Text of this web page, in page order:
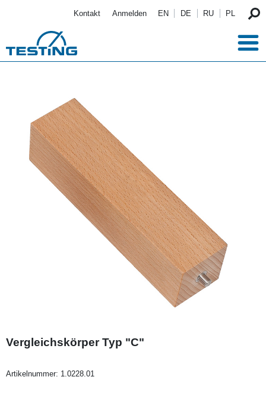
Kontakt Anmelden EN DE RU PL
Vergleichskörper Typ "C"
Artikelnummer: 1.0228.01